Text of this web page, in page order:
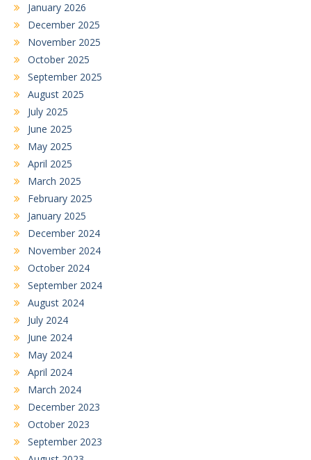
January 2026
December 2025
November 2025
October 2025
September 2025
August 2025
July 2025
June 2025
May 2025
April 2025
March 2025
February 2025
January 2025
December 2024
November 2024
October 2024
September 2024
August 2024
July 2024
June 2024
May 2024
April 2024
March 2024
December 2023
October 2023
September 2023